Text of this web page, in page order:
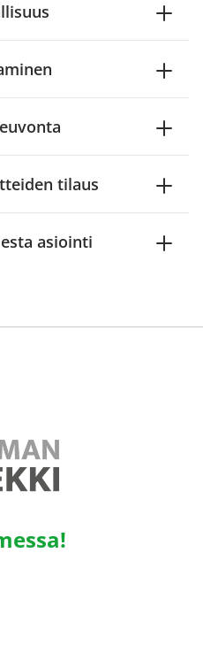
tilaus
asiointi